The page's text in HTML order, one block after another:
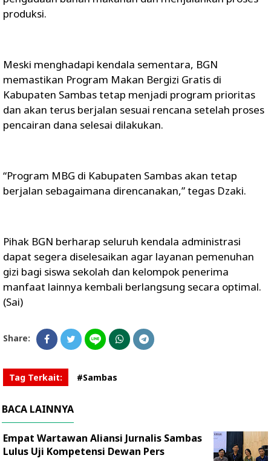
produksi.
Meski menghadapi kendala sementara, BGN
memastikan Program Makan Bergizi Gratis di
Kabupaten Sambas tetap menjadi program prioritas
dan akan terus berjalan sesuai rencana setelah proses
pencairan dana selesai dilakukan.
“Program MBG di Kabupaten Sambas akan tetap
berjalan sebagaimana direncanakan,” tegas Dzaki.
Pihak BGN berharap seluruh kendala administrasi
dapat segera diselesaikan agar layanan pemenuhan
gizi bagi siswa sekolah dan kelompok penerima
manfaat lainnya kembali berlangsung secara optimal.
(Sai)
Share:
Tag Terkait: #Sambas
BACA LAINNYA
Empat Wartawan Aliansi Jurnalis Sambas
Lulus Uji Kompetensi Dewan Pers